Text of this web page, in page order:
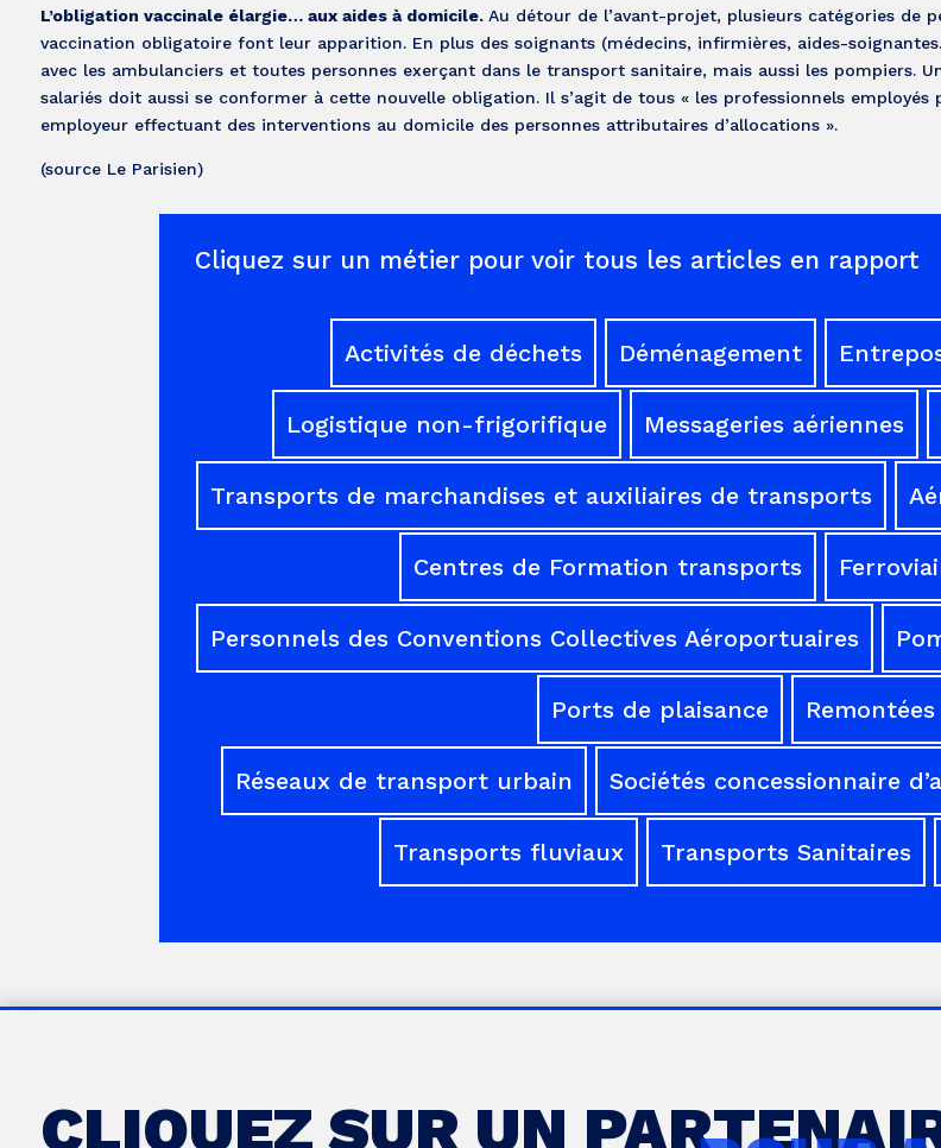
L’obligation vaccinale élargie… aux aides à domicile. Au détour de l’avant-projet, plusieurs catégories de
vaccination obligatoire font leur apparition. En plus des soignants (médecins, infirmières, aides-
avec les ambulanciers et toutes personnes exerçant dans le transport sanitaire, mais aussi les pompiers.
salariés doit aussi se conformer à cette nouvelle obligation. Il s’agit de tous « les professionnels employés
employeur effectuant des interventions au domicile des personnes attributaires d’allocations ».
(source Le Parisien)
Cliquez sur un métier pour voir tous les articles en rapport
Activités de déchets Déménagement
Logistique non-frigorifique Messageries aériennes
Transports de marchandises et auxiliaires de transports
Centres de Formation transports
Personnels des Conventions Collectives Aéroportuaires
Ports de plaisance
Réseaux de transport urbain Sociétés concessionnaire
Transports fluviaux Transports Sanitaires
CLIQUEZ SUR UN